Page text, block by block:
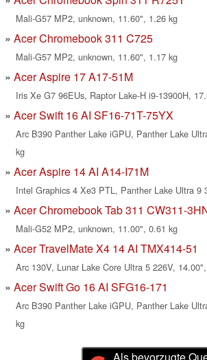
Mali-G57 MP2, unknown, 11.60", 1.26 kg
Acer Chromebook 311 C725
Mali-G57 MP2, unknown, 11.60", 1.17 kg
Acer Aspire 17 A17-51M
Iris Xe G7 96EUs, Raptor Lake-H i9-13900H,
Acer Swift 16 AI SF16-71T-75YX
Arc B390 Panther Lake iGPU, Panther Lake
kg
Acer Aspire 14 AI A14-I71M
Intel Graphics 4 Xe3 PTL, Panther Lake Ultra 9
Acer Chromebook Tab 311 CW311-
Mali-G52 MP2, unknown, 11.00", 0.61 kg
Acer TravelMate X4 14 AI TMX414-51
Arc 130V, Lunar Lake Core Ultra 5 226V,
Acer Swift Go 16 AI SFG16-171
Arc B390 Panther Lake iGPU, Panther Lake
kg